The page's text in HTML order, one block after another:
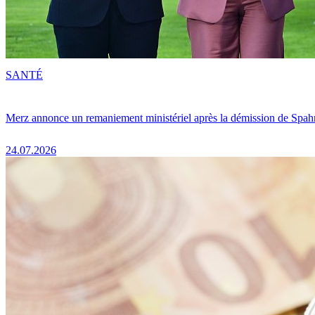
Merz annonce un remaniement ministériel après la démission de
24.07.2026
SANTÉ